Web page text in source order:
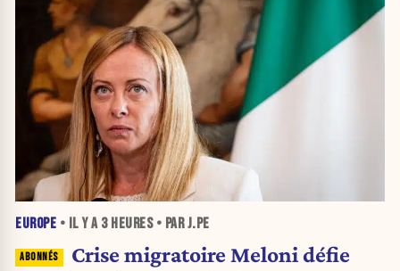
EUROPE • IL Y A 3 HEURES• PAR J.PE
Crise migratoire Meloni défie